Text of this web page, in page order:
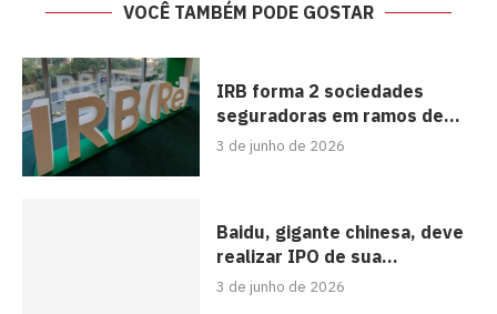
VOCÊ TAMBÉM PODE GOSTAR
IRB forma 2 sociedades
seguradoras em ramos de...
3 de junho de 2026
Baidu, gigante chinesa, deve
realizar IPO de sua...
3 de junho de 2026